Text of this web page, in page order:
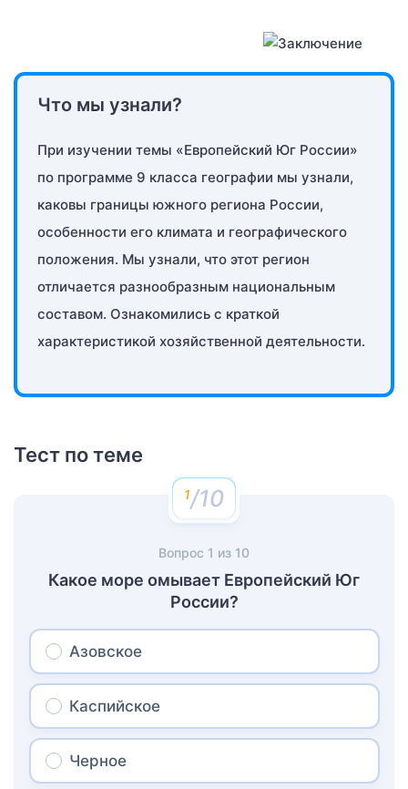
Что мы узнали?
При изучении темы «Европейский Юг России»
по программе 9 класса географии мы узнали,
каковы границы южного региона России,
особенности его климата и географического
положения. Мы узнали, что этот регион
отличается разнообразным национальным
составом. Ознакомились с краткой
характеристикой хозяйственной деятельности.
Тест по теме
/10
Вопрос 1 из 10
Какое море омывает Европейский Юг
России?
Азовское
Каспийское
Черное